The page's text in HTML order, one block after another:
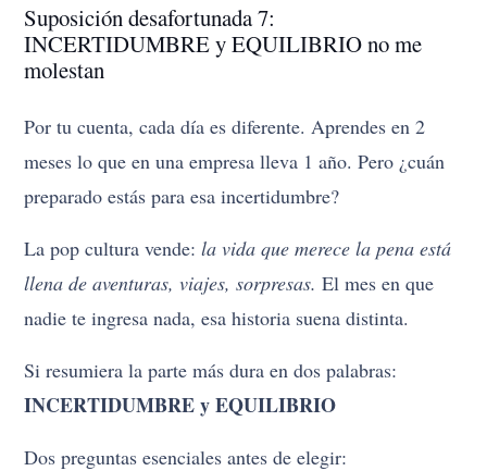
Suposición desafortunada 7:
INCERTIDUMBRE y EQUILIBRIO no me
molestan
Por tu cuenta, cada día es diferente. Aprendes en 2
meses lo que en una empresa lleva 1 año. Pero ¿cuán
preparado estás para esa incertidumbre?
La pop cultura vende:la vida que merece la pena está
llena de aventuras, viajes, sorpresas. El mes en que
nadie te ingresa nada, esa historia suena distinta.
Si resumiera la parte más dura en dos palabras:
INCERTIDUMBRE y EQUILIBRIO
Dos preguntas esenciales antes de elegir: